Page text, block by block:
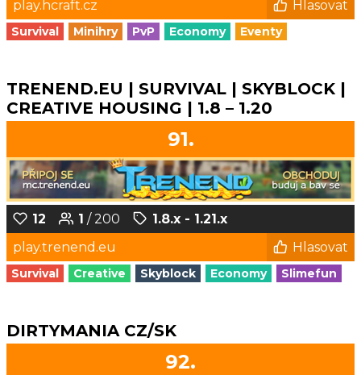
play.hcraft.cz
Hlasovat
Survival Minihry PvP Economy Eventy
TRENEND.EU | SURVIVAL | SKYBLOCK |
CREATIVE HOUSING | 1.8 – 1.20
91.
12 1 / 200
1.8.x - 1.21.x
play.trenend.eu
Hlasovat
Survival Creative Skyblock Economy Slimefun
DIRTYMANIA CZ/SK
92.